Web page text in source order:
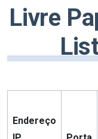
Livre
Endereço